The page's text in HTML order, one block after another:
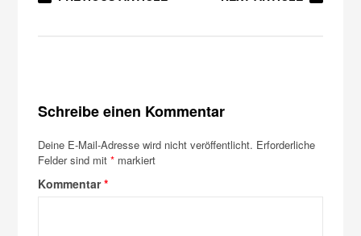
Schreibe einen Kommentar
Deine E-Mail-Adresse wird nicht veröffentlicht. Erforderliche
Felder sind mit* markiert
Kommentar*